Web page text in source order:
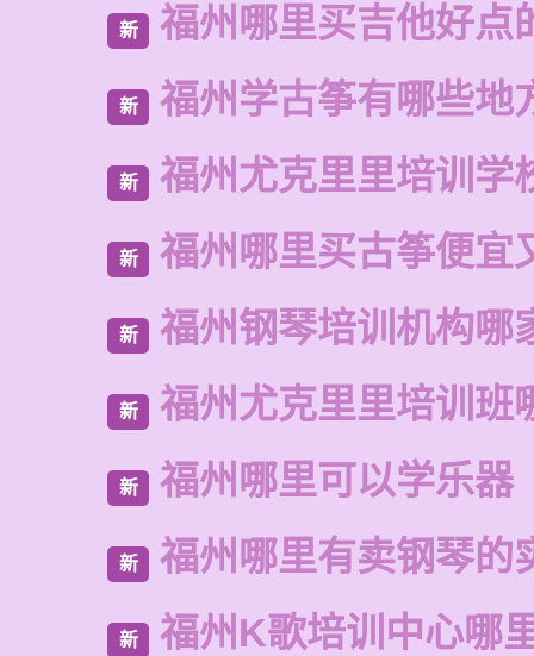
新 福州哪里买吉他好点
新 福州学古筝有哪些地
新 福州尤克里里培训学
新 福州哪里买古筝便宜
新 福州钢琴培训机构哪
新 福州尤克里里培训班
新 福州哪里可以学乐器
新 福州哪里有卖钢琴的
新 福州K歌培训中心哪